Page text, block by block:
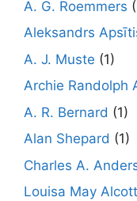
A. G. Roemmers
Aleksandrs
A. J. Muste (1)
Archie Randolph
A. R. Bernard (1)
Alan Shepard (1)
Charles A.
Louisa May Alcott